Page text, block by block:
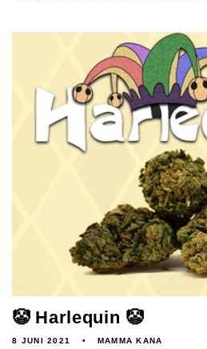
🤡 Harlequin 🤡
8 JUNI 2021 MAMMA KANA